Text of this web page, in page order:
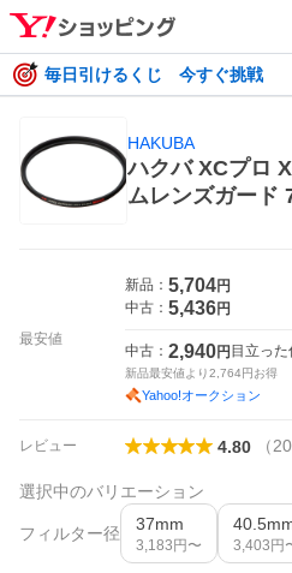
毎日引けるくじ 今すぐ挑戦
HAKUBA
ハクバ XCプロ
ムレンズガード
最安値
新品： 5,704円
中古： 5,436円
中古： 2,940円 目立っ
新品最安値より2,764円お得
Yahoo!オークション
レビュー 4.80 （20
選択中のバリエーション
フィルター径 37mm
3,183 円〜 3,403 円